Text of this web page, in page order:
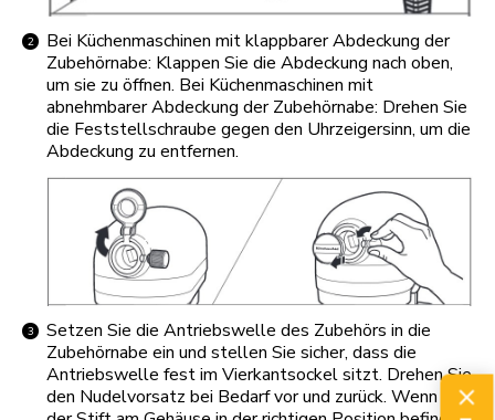
Bei Küchenmaschinen mit klappbarer Abdeckung der
Zubehörnabe: Klappen Sie die Abdeckung nach oben,
um sie zu öffnen. Bei Küchenmaschinen mit
abnehmbarer Abdeckung der Zubehörnabe: Drehen Sie
die Feststellschraube gegen den Uhrzeigersinn, um die
Abdeckung zu entfernen.
Setzen Sie die Antriebswelle des Zubehörs in die
Zubehörnabe ein und stellen Sie sicher, dass die
Antriebswelle fest im Vierkantsockel sitzt. Drehen Sie
den Nudelvorsatz bei Bedarf vor und zurück. Wenn sich